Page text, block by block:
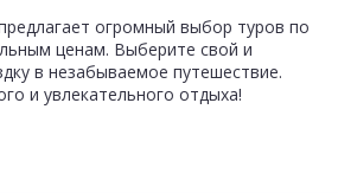
огромный выбор туров по
ценам. Выберите свой и
в незабываемое путешествие.
и увлекательного отдыха!